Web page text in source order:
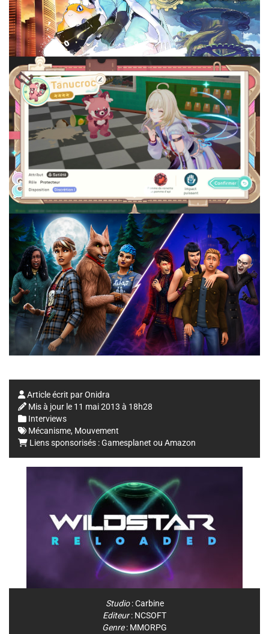
Article écrit parOnidra
Mis à jour le 11 mai 2013 à 18h28
Interviews
Mécanisme, Mouvement
Liens sponsorisés :Gamesplanet ou Amazon
Studio:Carbine
Editeur: NCSOFT
Genre: MMORPG